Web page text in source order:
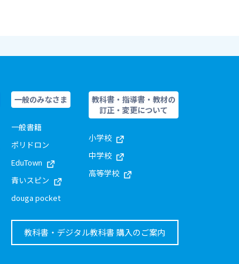
一般のみなさま
一般書籍
ポリドロン
EduTown
青いスピン
douga pocket
教科書・指導書・教材の
訂正・変更について
小学校
中学校
高等学校
教科書・デジタル教科書 購入のご案内